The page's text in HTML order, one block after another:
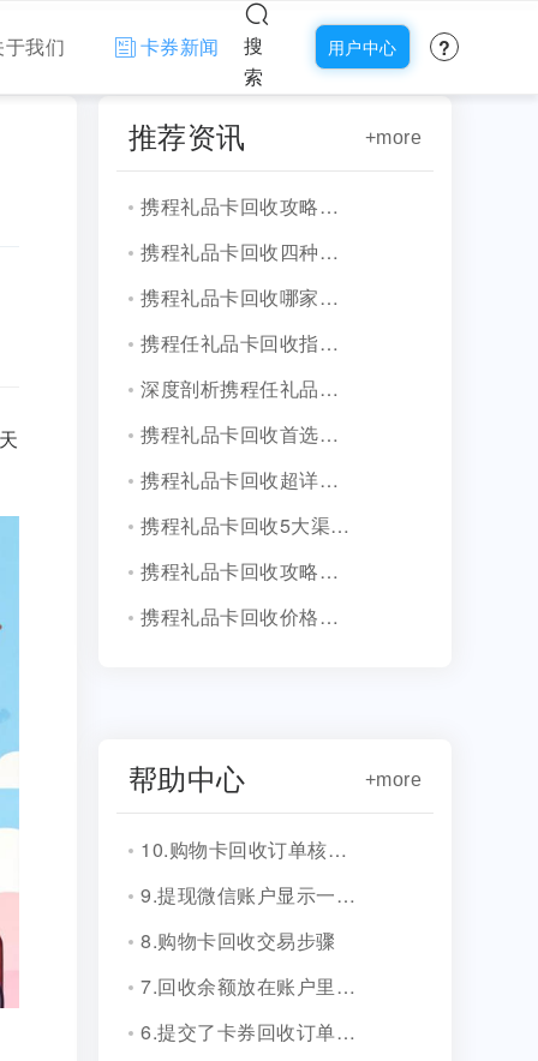
于我们 卡券新闻
搜
索
用户中心 ?
推荐资讯 +more
携程礼品卡回收攻略，轻松变现指南
携程礼品卡回收四种热门渠道分享
携程礼品卡回收哪家好？实测揭晓三类平台
携程任礼品卡回收指南，快速变现途径分享
深度剖析携程任礼品卡回收四种主流方式
携程礼品卡回收首选京大大小程序，靠谱、高效、秒到账
携程礼品卡回收超详细教程讲解
携程礼品卡回收5大渠道分享
携程礼品卡回收攻略，安全可靠有保障！
携程礼品卡回收价格揭秘：几折能变现？
帮助中心 +more
10.购物卡回收订单核销会有消息通知吗？
9.提现微信账户显示一串字符是什么？
8.购物卡回收交易步骤
7.回收余额放在账户里安全吗？
6.提交了卡券回收订单，多久到账？